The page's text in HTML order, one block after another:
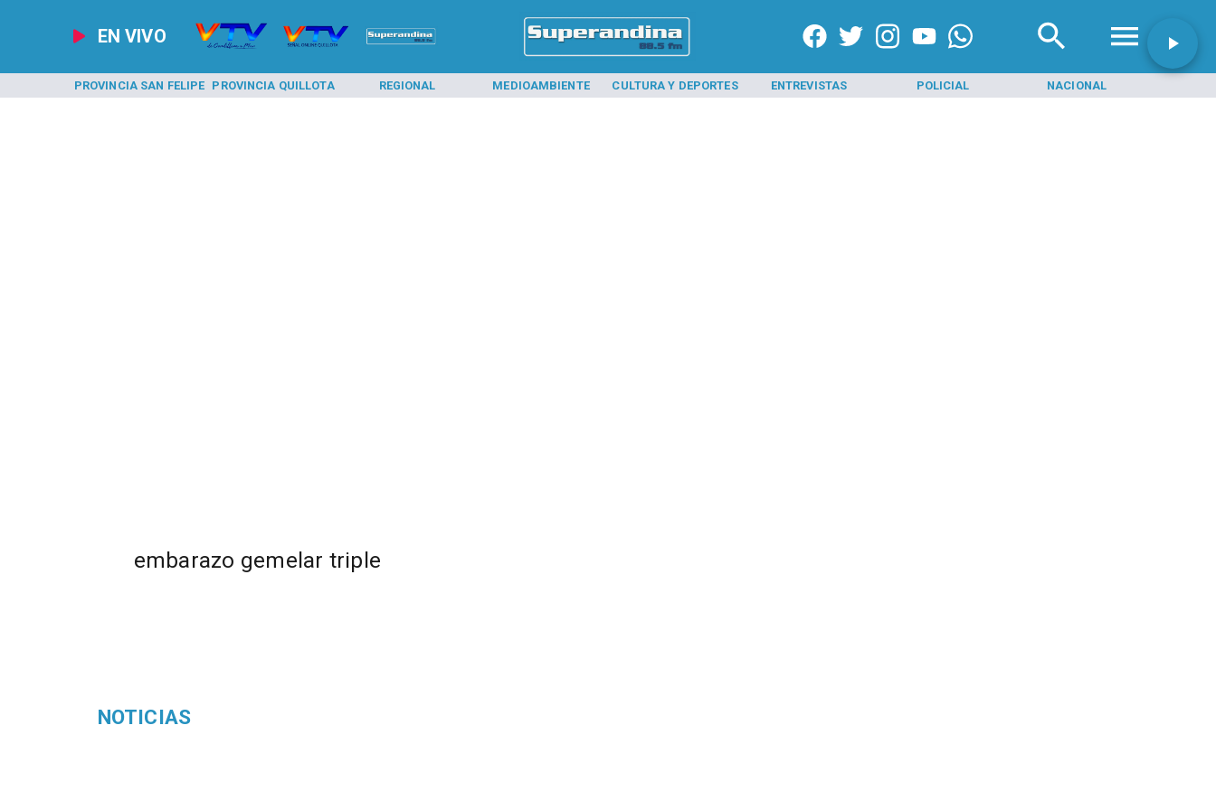
EN VIVO
PROVINCIA SAN FELIPE PROVINCIA QUILLOTA REGIONAL MEDIOAMBIENTE CULTURA Y DEPORTES ENTREVISTAS POLICIAL NACIONAL
embarazo gemelar triple
NOTICIAS